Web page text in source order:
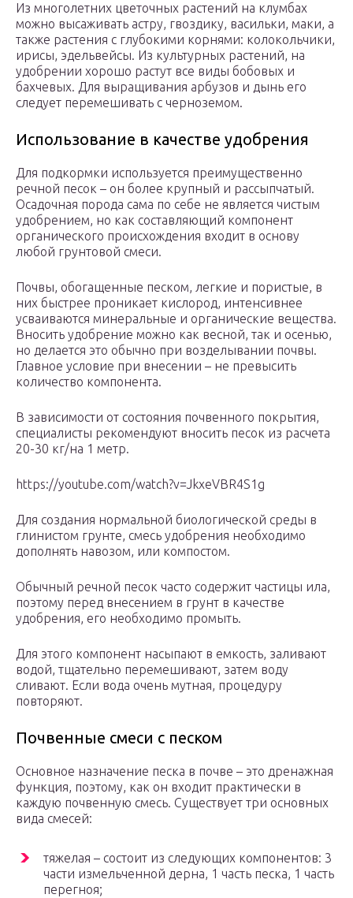
Из многолетних цветочных растений на клумбах
можно высаживать астру, гвоздику, васильки, маки, а
также растения с глубокими корнями: колокольчики,
ирисы, эдельвейсы. Из культурных растений, на
удобрении хорошо растут все виды бобовых и
бахчевых. Для выращивания арбузов и дынь его
следует перемешивать с черноземом.
Использование в качестве удобрения
Для подкормки используется преимущественно
речной песок – он более крупный и рассыпчатый.
Осадочная порода сама по себе не является чистым
удобрением, но как составляющий компонент
органического происхождения входит в основу
любой грунтовой смеси.
Почвы, обогащенные песком, легкие и пористые, в
них быстрее проникает кислород, интенсивнее
усваиваются минеральные и органические вещества.
Вносить удобрение можно как весной, так и осенью,
но делается это обычно при возделывании почвы.
Главное условие при внесении – не превысить
количество компонента.
В зависимости от состояния почвенного покрытия,
специалисты рекомендуют вносить песок из расчета
20-30 кг/на 1 метр.
https://youtube.com/watch?v=JkxeVBR4S1g
Для создания нормальной биологической среды в
глинистом грунте, смесь удобрения необходимо
дополнять навозом, или компостом.
Обычный речной песок часто содержит частицы ила,
поэтому перед внесением в грунт в качестве
удобрения, его необходимо промыть.
Для этого компонент насыпают в емкость, заливают
водой, тщательно перемешивают, затем воду
сливают. Если вода очень мутная, процедуру
повторяют.
Почвенные смеси с песком
Основное назначение песка в почве – это дренажная
функция, поэтому, как он входит практически в
каждую почвенную смесь. Существует три основных
вида смесей:
тяжелая – состоит из следующих компонентов: 3
части измельченной дерна, 1 часть песка, 1 часть
перегноя;